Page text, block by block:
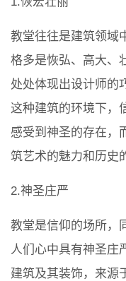
教堂往往是建筑领域
格多是恢弘、高大、
处处体现出设计师的
这种建筑的环境下，
感受到神圣的存在，
筑艺术的魅力和历史
2.神圣庄严
教堂是信仰的场所，
人们心中具有神圣庄
建筑及其装饰，来源